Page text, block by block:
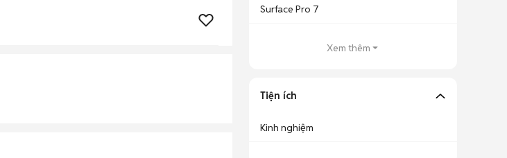
Surface Pro 7
Xem thêm
Tiện ích
Kinh nghiệm